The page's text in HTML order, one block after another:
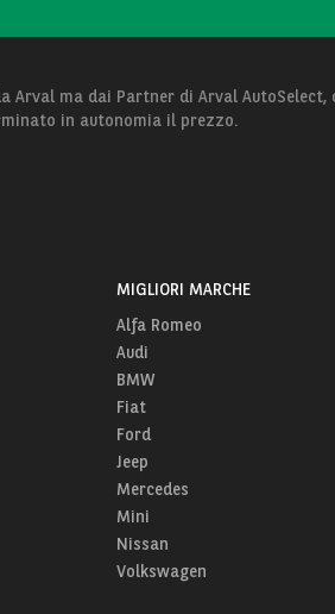
ma dai Partner di Arval
in autonomia il prezzo.
MIGLIORI MARCHE
Alfa Romeo
Audi
BMW
Fiat
Ford
Jeep
Mercedes
Mini
Nissan
Volkswagen